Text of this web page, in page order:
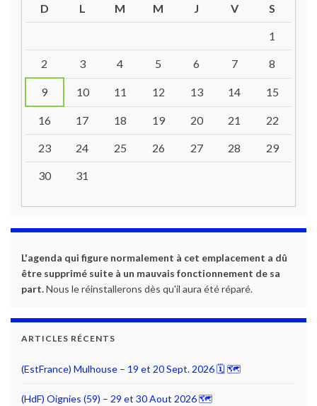
D L M M J V S
1
2 3 4 5 6 7 8
9 10 11 12 13 14 15
16 17 18 19 20 21 22
23 24 25 26 27 28 29
30 31
L'agenda qui figure normalement à cet emplacement a dû
être supprimé suite à un mauvais fonctionnement de sa
part.Nous le réinstallerons dès qu'il aura été réparé.
ARTICLES RÉCENTS
(EstFrance) Mulhouse – 19 et 20 Sept. 2026 🗓 🗺
(HdF) Oignies (59) – 29 et 30 Aout 2026 🗺